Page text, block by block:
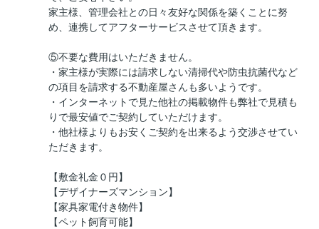
家主様、管理会社との日々友好な関係を築くことに努
め、連携してアフターサービスさせて頂きます。
⑤不要な費用はいただきません。
・家主様が実際には請求しない清掃代や防虫抗菌代など
の項目を請求する不動産屋さんも多いようです。
・インターネットで見た他社の掲載物件も弊社で見積も
りで最安値でご契約していただけます。
・他社様よりもお安くご契約を出来るよう交渉させてい
ただきます。
【敷金礼金０円】
【デザイナーズマンション】
【家具家電付き物件】
【ペット飼育可能】